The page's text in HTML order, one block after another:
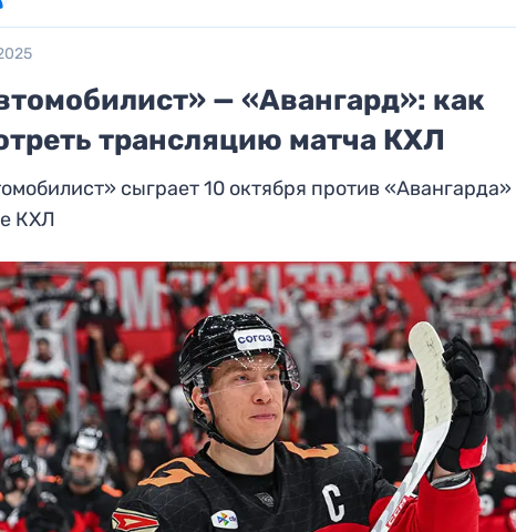
— «Авангард»: как
трансляцию матча КХЛ
сыграет 10 октября против «Авангарда»
КХЛ